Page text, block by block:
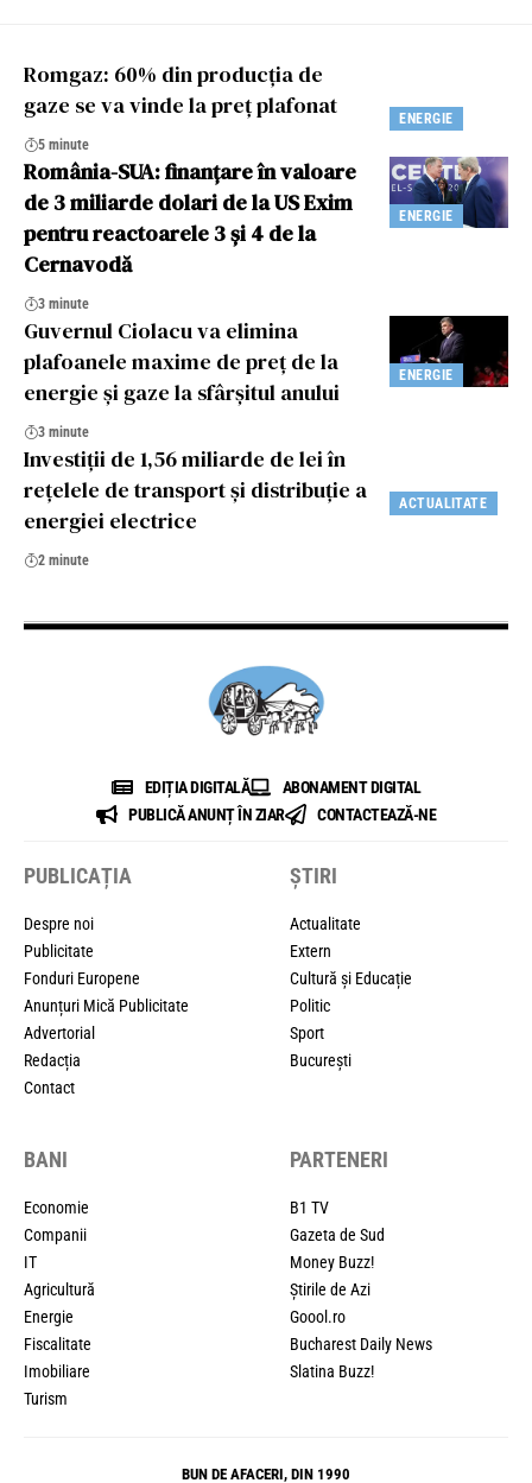
ENERGIE
Romgaz: 60% din producția de
gaze se va vinde la preț plafonat
5 minute
ENERGIE
România-SUA: finanțare în valoare
de 3 miliarde dolari de la US Exim
pentru reactoarele 3 și 4 de la
Cernavodă
3 minute
ENERGIE
Guvernul Ciolacu va elimina
plafoanele maxime de preț de la
energie și gaze la sfârșitul anului
3 minute
ACTUALITATE
Investiţii de 1,56 miliarde de lei în
reţelele de transport şi distribuţie a
energiei electrice
2 minute
EDIȚIA DIGITALĂ
ABONAMENT DIGITAL
PUBLICĂ ANUNȚ ÎN ZIAR
CONTACTEAZĂ-NE
PUBLICAȚIA
Despre noi
Publicitate
Fonduri Europene
Anunțuri Mică Publicitate
Advertorial
Redacția
Contact
ȘTIRI
Actualitate
Extern
Cultură și Educație
Politic
Sport
București
BANI
Economie
Companii
IT
Agricultură
Energie
Fiscalitate
Imobiliare
Turism
PARTENERI
B1 TV
Gazeta de Sud
Money Buzz!
Știrile de Azi
Goool.ro
Bucharest Daily News
Slatina Buzz!
BUN DE AFACERI, DIN 1990